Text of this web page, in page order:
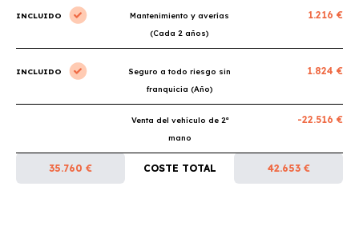
INCLUIDO
Mantenimiento y averías
(Cada 2 años)
1.216 €
INCLUIDO
Seguro a todo riesgo sin
franquicia (Año)
1.824 €
Venta del vehículo de 2ª
mano
-22.516 €
35.760 € COSTE TOTAL 42.653 €